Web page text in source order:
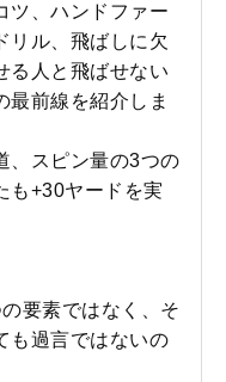
ツ、ハンドファー
リル、飛ばしに欠
る人と飛ばせない
最前線を紹介しま
、スピン量の3つの
も+30ヤードを実
要素ではなく、そ
も過言ではないの